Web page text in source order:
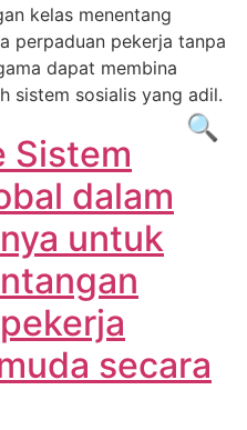
🔍
kelas menentang
perpaduan pekerja tanpa
dapat membina
sistem sosialis yang adil.
Sistem
dalam
untuk
secara